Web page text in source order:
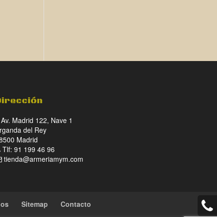
Madrid 122, Nave 1
del Rey
Madrid
Tlf: 91 199 46 96
tienda@armeriamym.com
Sitemap Contacto